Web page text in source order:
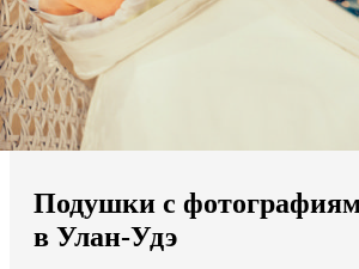
Мы доставляем по всему миру
Продолжить без города
Подушки с
в Улан-Удэ